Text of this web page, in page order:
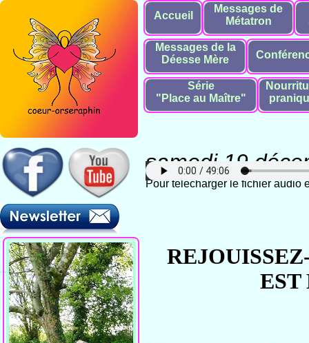
Accueil
Messages de
Métatron
Messages de la
Déesse Mère
Série
"Place au Maître"
samedi 19
Pour télécharger le fichier audio
EST